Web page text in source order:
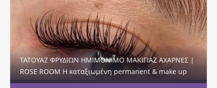
ΤΑΤΟΥΑΖ ΦΡΥΔΙΩΝ ΗΜΙΜΟΝΙΜΟ ΜΑΚΙΓΙΑΖ ΑΧΑΡΝΕΣ |
ROSE ROOM Η καταξιωμένη permanent & make up
artist Ράνια Μάρκου σας καλωσορίζει σε ένα…